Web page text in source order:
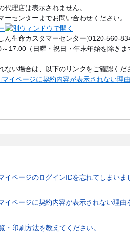
理店は表示されません。
センターまでお問い合わせください。
ん生命カスタマーセンター(0120-560-
17:00（日曜・祝日・年末年始を除きま
い場合は、以下のリンクをご確認くだ
イページに契約内容が表示されない理
イページのログインIDを忘れてしまいま
イページに契約内容が表示されない理由
・印刷方法を教えてください。